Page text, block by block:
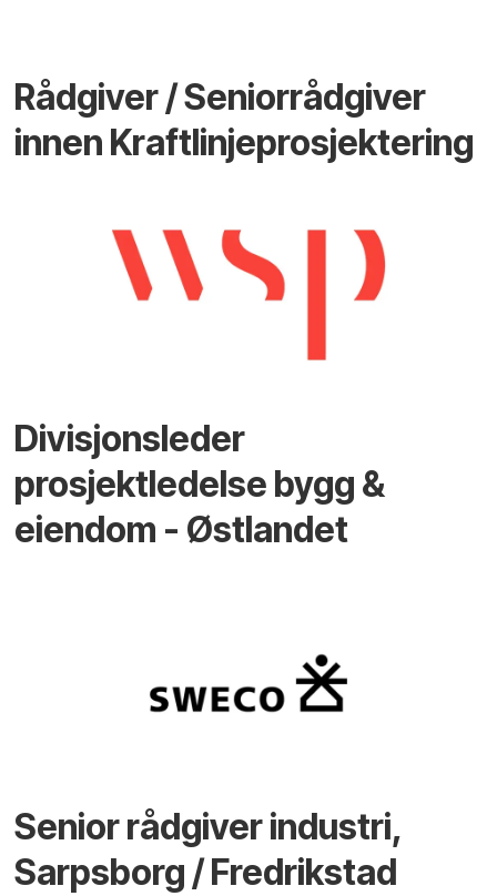
Rådgiver / Seniorrådgiver
innen Kraftlinjeprosjektering
Divisjonsleder
prosjektledelse bygg &
eiendom - Østlandet
Senior rådgiver industri,
Sarpsborg / Fredrikstad